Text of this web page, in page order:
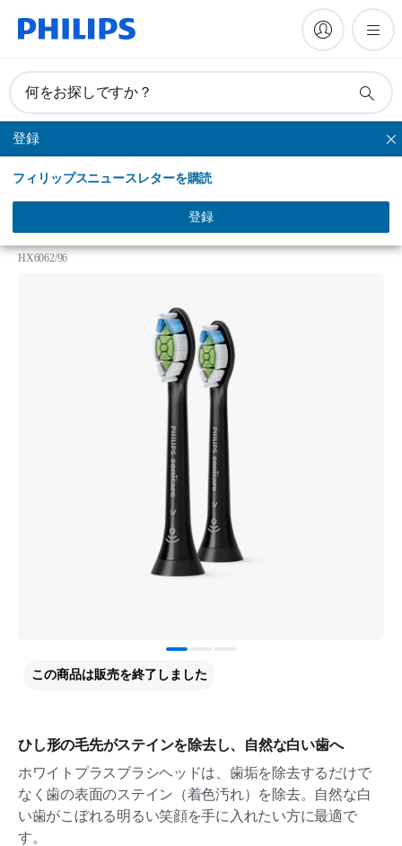
何をお探しですか？
登録
フィリップスニュースレターを購読
登録
ホワイトプラス
ホワイトプラス（旧ダイヤモンドクリーン）ブラシ
ヘッド レギュラー
HX6062/96
ひし形の毛先がステインを除去し、自然な白い歯へ
ホワイトプラスブラシヘッドは、歯垢を除去するだけで
なく歯の表面のステイン（着色汚れ）を除去。自然な白
い歯がこぼれる明るい笑顔を手に入れたい方に最適で
す。
この商品は販売を終了しました